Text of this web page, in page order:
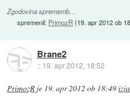
Zgodovina sprememb…
spremenil: PrimozR (19. apr 2012 ob
Brane2
:: 19. apr 2012, 18:52
PrimozR je 19. apr 2012 ob 18:49